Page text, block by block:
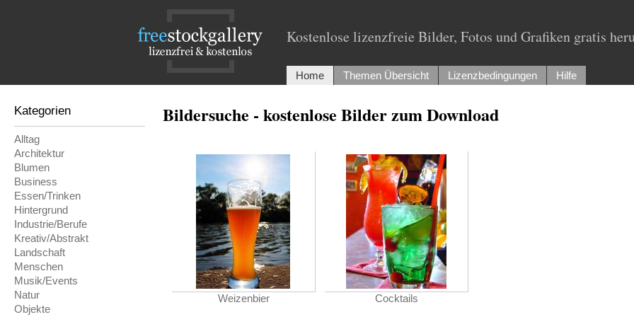
Kostenlose lizenzfreie Bilder, Fotos und Grafiken gratis
Home Themen Übersicht Lizenzbedingungen Hilfe
Kategorien
Alltag
Architektur
Blumen
Business
Essen/Trinken
Hintergrund
Industrie/Berufe
Kreativ/Abstrakt
Landschaft
Menschen
Musik/Events
Natur
Objekte
Bildersuche - kostenlose Bilder zum Download
Weizenbier Cocktails